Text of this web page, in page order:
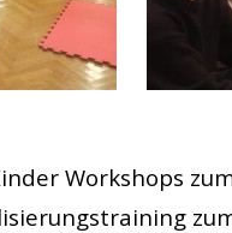
Workshops